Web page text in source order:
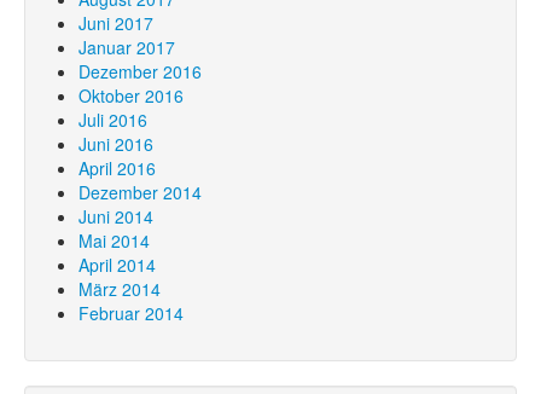
Juni 2017
Januar 2017
Dezember 2016
Oktober 2016
Juli 2016
Juni 2016
April 2016
Dezember 2014
Juni 2014
Mai 2014
April 2014
März 2014
Februar 2014